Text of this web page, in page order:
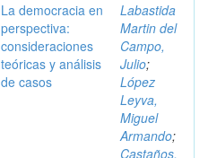
La democracia en
perspectiva:
consideraciones
teóricas y análisis
de casos
Labastida
Martin del
Campo,
Julio;
López
Leyva,
Miguel
Armando;
Castaños,